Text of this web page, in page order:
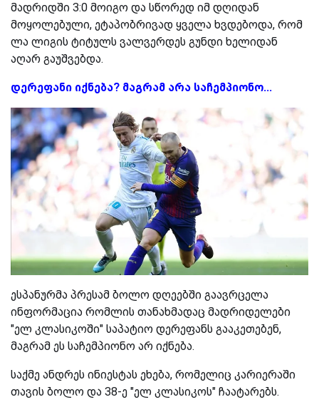
მადრიდში 3:0 მოიგო და სწორედ იმ დღიდან
მოყოლებული, ეტაპობრივად ყველა ხვდებოდა, რომ
ლა ლიგის ტიტულს ვალვერდეს გუნდი ხელიდან
აღარ გაუშვებდა.
დერეფანი იქნება? მაგრამ არა საჩემპიონო...
ესპანურმა პრესამ ბოლო დღეებში გაავრცელა
ინფორმაცია რომლის თანახმადაც მადრიდელები
"ელ კლასიკოში" საპატიო დერეფანს გააკეთებენ,
მაგრამ ეს საჩემპიონო არ იქნება.
საქმე ანდრეს ინიესტას ეხება, რომელიც კარიერაში
თავის ბოლო და 38-ე "ელ კლასიკოს" ჩაატარებს.